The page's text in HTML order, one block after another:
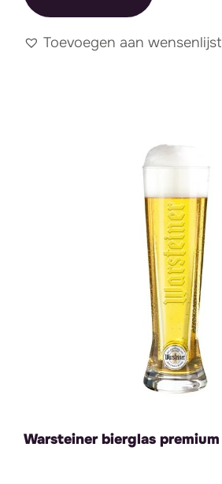
Toevoegen aan wensenlijst
Warsteiner bierglas premium